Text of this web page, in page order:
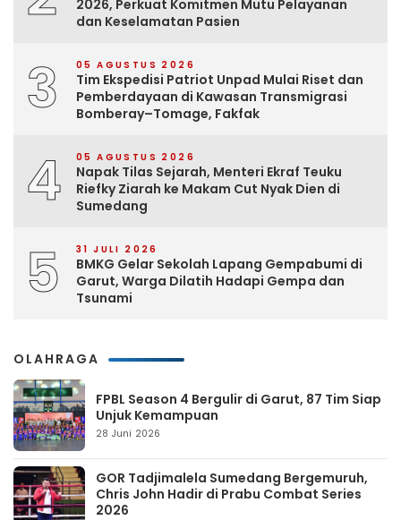
2026, Perkuat Komitmen Mutu Pelayanan
dan Keselamatan Pasien
3 05 AGUSTUS 2026
Tim Ekspedisi Patriot Unpad Mulai Riset dan
Pemberdayaan di Kawasan Transmigrasi
Bomberay–Tomage, Fakfak
4 05 AGUSTUS 2026
Napak Tilas Sejarah, Menteri Ekraf Teuku
Riefky Ziarah ke Makam Cut Nyak Dien di
Sumedang
5 31 JULI 2026
BMKG Gelar Sekolah Lapang Gempabumi di
Garut, Warga Dilatih Hadapi Gempa dan
Tsunami
OLAHRAGA
FPBL Season 4 Bergulir di Garut, 87 Tim Siap
Unjuk Kemampuan
28 Juni 2026
GOR Tadjimalela Sumedang Bergemuruh,
Chris John Hadir di Prabu Combat Series
2026